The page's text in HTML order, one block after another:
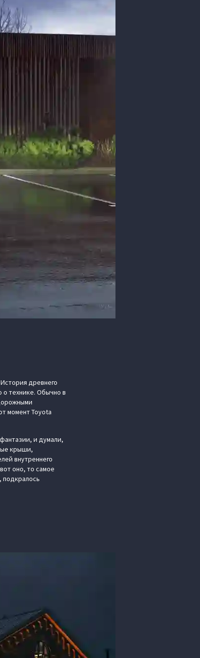
древнего
о технике. Обычно в
момент Toyota
и думали,
крыши,
внутреннего
оно, то самое
подкралось